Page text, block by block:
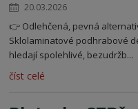
20.03.2026
👉 Odlehčená, pevná
Sklolaminatové podhrabové
hledají spolehlivé, bezudržb...
číst celé